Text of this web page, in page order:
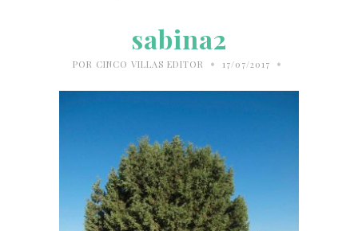
sabina2
POR CINCO VILLAS EDITOR • 17/07/2017 •